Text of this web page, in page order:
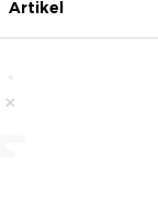
Artikel